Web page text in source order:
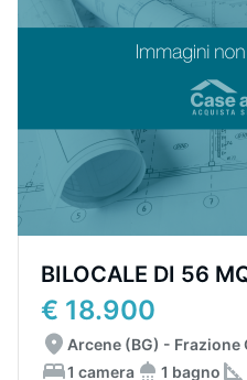
BILOCALE DI 56
€ 18.900
Arcene (BG) - Frazione
1 camera
1 bagno